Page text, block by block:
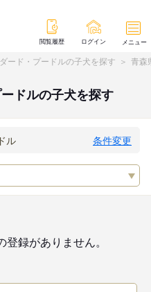
閲覧履歴 ログイン メニュー
ード・プードルの子犬を探す 青森
ドルの子犬を探す
条件変更
録がありません。